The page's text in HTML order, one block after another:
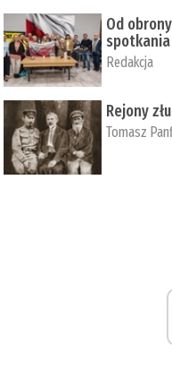
Od
Redakcja
Rejony
Tomasz